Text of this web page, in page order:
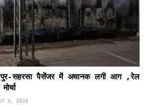
सहरसा पैसेंजर में अचानक लगी आग ,रेल
3, 2026